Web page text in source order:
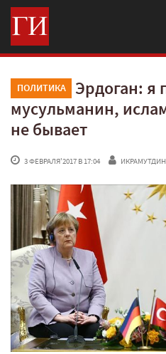
ПОЛИТИКА
Эрдоган: я
мусульманин,
не бывает
3 ФЕВРАЛЯ'2017 В 17:04